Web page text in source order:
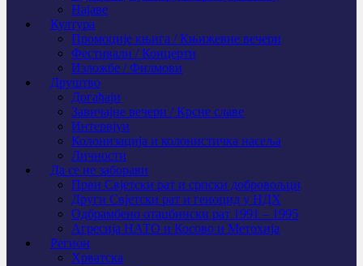
Најаве
Култура
Промоције књига / Књижевне вечери
Фестивали / Концерти
Изложбе / Филмови
Друштво
Догађаји
Завичајне вечери / Крсне славе
Интервјуи
Колонизација и колонистичка насеља
Личности
Да се не заборави
Први Свјeтски рат и српски добровољци
Други Свјетски рат и геноцид у НДХ
Одбрамбено отаџбински рат 1991 – 1995
Агресија НАТО и Косово и Метохија
Регион
Хрватска